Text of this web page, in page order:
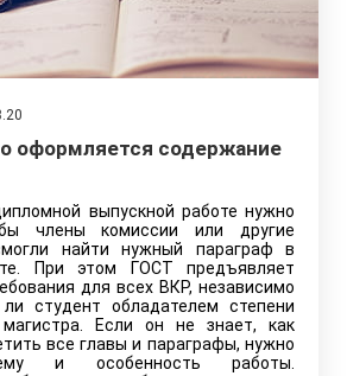
оформляется содержание
выпускной работе нужно
члены комиссии или другие
найти нужный параграф в
При этом ГОСТ предъявляет
для всех ВКР, независимо
студент обладателем степени
Если он не знает, как
все главы и параграфы, нужно
и особенность работы.